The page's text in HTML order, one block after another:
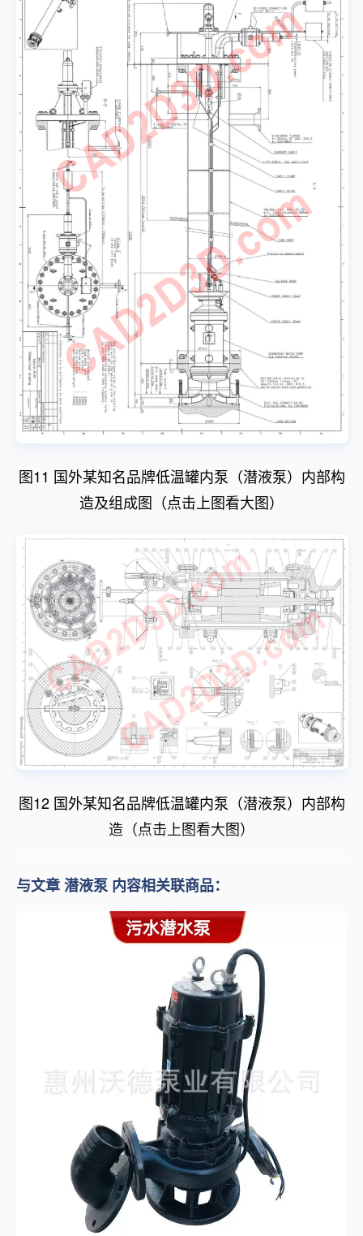
图11 国外某知名品牌低温罐内泵（潜液泵）内部构
造及组成图（点击上图看大图）
图12 国外某知名品牌低温罐内泵（潜液泵）内部构
造（点击上图看大图）
与文章 潜液泵 内容相关联商品：